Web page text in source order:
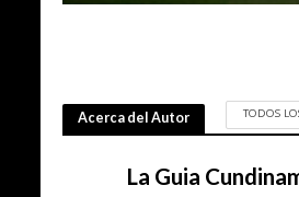
Acerca del Autor TODOS
La Guia